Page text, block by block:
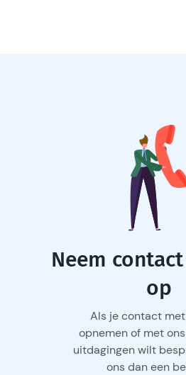
Neem
op
Als je contact
opnemen of met
uitdagingen wilt
ons dan een